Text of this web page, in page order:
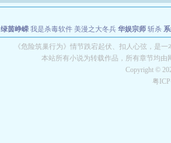
绿茵峥嵘 我是杀毒软件 美漫之大冬兵 华娱宗师 斩杀
教练万岁 都市全能巨星 绝对交易 全职武神 位面复
《危险筑巢行为》情节跌宕起伏、扣人心弦，是
本站所有小说为转载作品，所有章节均
Copyright ©
粤